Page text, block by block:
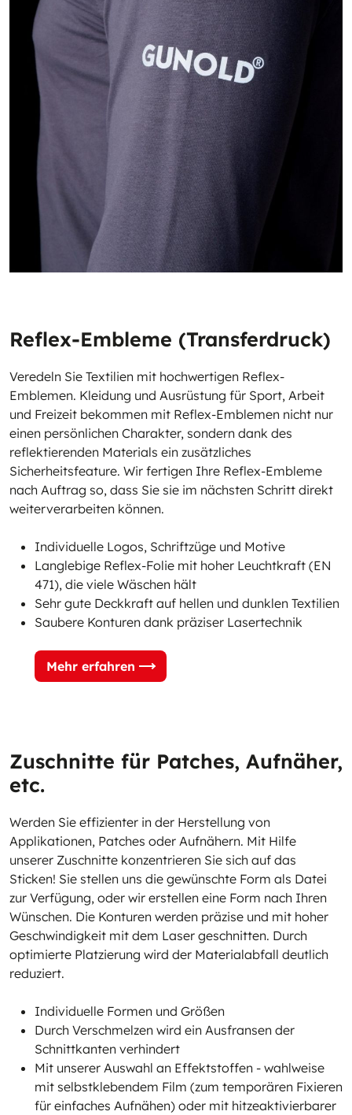
Reflex-Embleme (Transferdruck)
Veredeln Sie Textilien mit hochwertigen Reflex-
Emblemen. Kleidung und Ausrüstung für Sport, Arbeit
und Freizeit bekommen mit Reflex-Emblemen nicht nur
einen persönlichen Charakter, sondern dank des
reflektierenden Materials ein zusätzliches
Sicherheitsfeature. Wir fertigen Ihre Reflex-Embleme
nach Auftrag so, dass Sie sie im nächsten Schritt direkt
weiterverarbeiten können.
Individuelle Logos, Schriftzüge und Motive
Langlebige Reflex-Folie mit hoher Leuchtkraft (EN
471), die viele Wäschen hält
Sehr gute Deckkraft auf hellen und dunklen Textilien
Saubere Konturen dank präziser Lasertechnik
Mehr erfahren
Zuschnitte für Patches, Aufnäher,
etc.
Werden Sie effizienter in der Herstellung von
Applikationen, Patches oder Aufnähern. Mit Hilfe
unserer Zuschnitte konzentrieren Sie sich auf das
Sticken! Sie stellen uns die gewünschte Form als Datei
zur Verfügung, oder wir erstellen eine Form nach Ihren
Wünschen. Die Konturen werden präzise und mit hoher
Geschwindigkeit mit dem Laser geschnitten. Durch
optimierte Platzierung wird der Materialabfall deutlich
reduziert.
Individuelle Formen und Größen
Durch Verschmelzen wird ein Ausfransen der
Schnittkanten verhindert
Mit unserer Auswahl an Effektstoffen - wahlweise
mit selbstklebendem Film (zum temporären Fixieren
für einfaches Aufnähen) oder mit hitzeaktivierbarer